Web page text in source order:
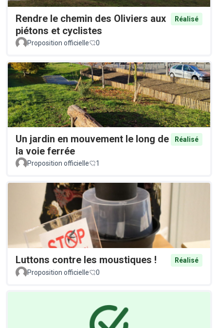
Rendre le chemin des Oliviers aux
piétons et cyclistes
Réalisé
Proposition officielle 0
Un jardin en mouvement le long de
la voie ferrée
Réalisé
Proposition officielle 1
Luttons contre les moustiques !
Réalisé
Proposition officielle
0